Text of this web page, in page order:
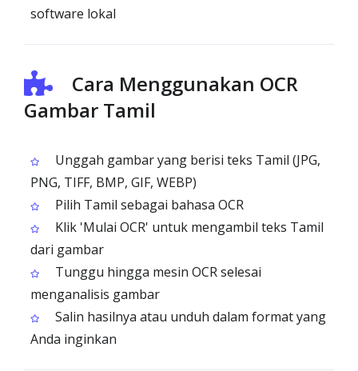
software lokal
Cara Menggunakan OCR
Gambar Tamil
Unggah gambar yang berisi teks Tamil (JPG,
PNG, TIFF, BMP, GIF, WEBP)
Pilih Tamil sebagai bahasa OCR
Klik 'Mulai OCR' untuk mengambil teks Tamil
dari gambar
Tunggu hingga mesin OCR selesai
menganalisis gambar
Salin hasilnya atau unduh dalam format yang
Anda inginkan